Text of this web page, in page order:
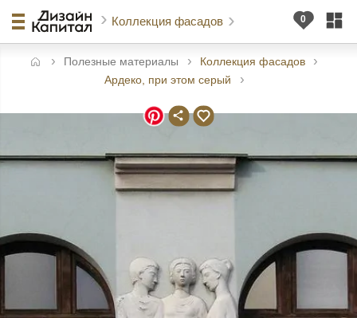
Коллекция фасадов
Полезные материалы
Коллекция фасадов
Ардеко, при этом серый